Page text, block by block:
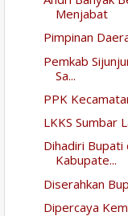
Menjabat
Pimpinan
Pemkab
Sa...
PPK
LKKS Sumbar
Dihadiri Bupati
Kabupate...
Diserahkan
Dipercaya